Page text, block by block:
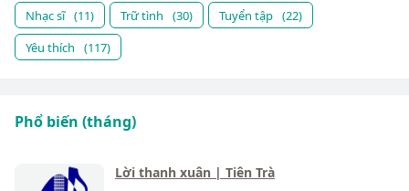
Nhạc sĩ (11) Trữ tình (30) Tuyển tập (22)
Yêu thích
(117)
Phổ biến (tháng)
Lời thanh xuân | Tiên Trà